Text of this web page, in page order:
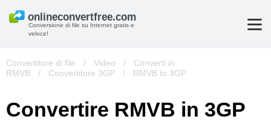
Conversione di file su Internet gratis e
veloce!
Convertitore di file / Video /
Converti in
RMVB
/ Convertitore 3GP / RMVB to 3GP
Convertire RMVB in 3GP